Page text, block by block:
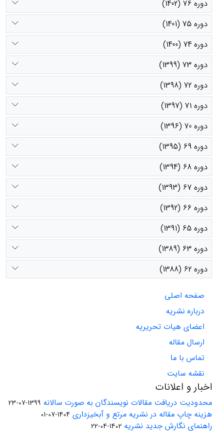
دوره 76 (1402)
دوره 75 (1401)
دوره 74 (1400)
دوره 73 (1399)
دوره 72 (1398)
دوره 71 (1397)
دوره 70 (1396)
دوره 69 (1395)
دوره 68 (1394)
دوره 67 (1393)
دوره 66 (1392)
دوره 65 (1391)
دوره 63 (1389)
دوره 62 (1388)
صفحه اصلی
درباره نشریه
اعضای هیات تحریریه
ارسال مقاله
تماس با ما
نقشه سایت
اخبار و اعلانات
محدودیت دریافت مقالات نویسندگان به صورت سالانه 1399-07-23
هزینه چاپ مقاله در نشریه مرتع و آبخیزداری 1404-07-01
راهنمای نگارش جدید نشریه 1402-04-22